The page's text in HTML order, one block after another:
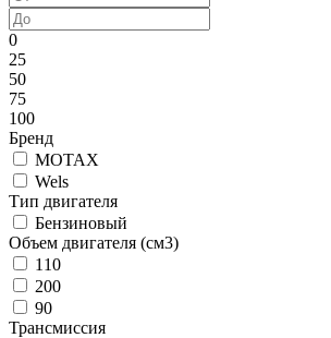
0
25
50
75
100
Бренд
MOTAX
Wels
Тип двигателя
Бензиновый
Объем двигателя (см3)
110
200
90
Трансмиссия